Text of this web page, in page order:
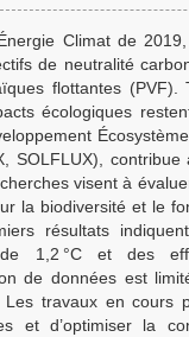
Climat de
de neutralité
flottantes (PVF).
écologiques
SOLFLUX), contribue
visent à
la biodiversité et le
résultats
de 1,2 °C et des
de données est
travaux en cours
et d’optimiser la